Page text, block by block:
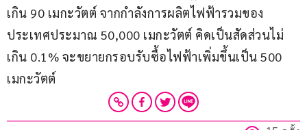
เกิน 90 เมกะวัตต์ จากกำลังการผลิตไฟฟ้ารวมของ
ประเทศประมาณ 50,000 เมกะวัตต์ คิดเป็นสัดส่วนไม่
เกิน 0.1% จะขยายกรอบรับซื้อไฟฟ้าเพิ่มขึ้นเป็น 500
เมกะวัตต์